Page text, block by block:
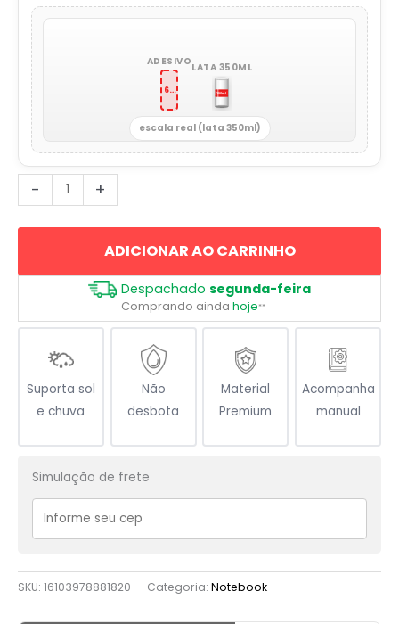
ADESIVO
6 x 14,5 cm
LATA 350ML
escala real (lata 350ml)
-
Armada
e
quantidade
+
ADICIONAR AO CARRINHO
Despachado segunda-feira
Comprando ainda hoje**
Suporta sol
e chuva
Não
desbota
Material
Premium
Acompanha
manual
Simulação de frete
SKU: 16103978881820 Categoria: Notebook